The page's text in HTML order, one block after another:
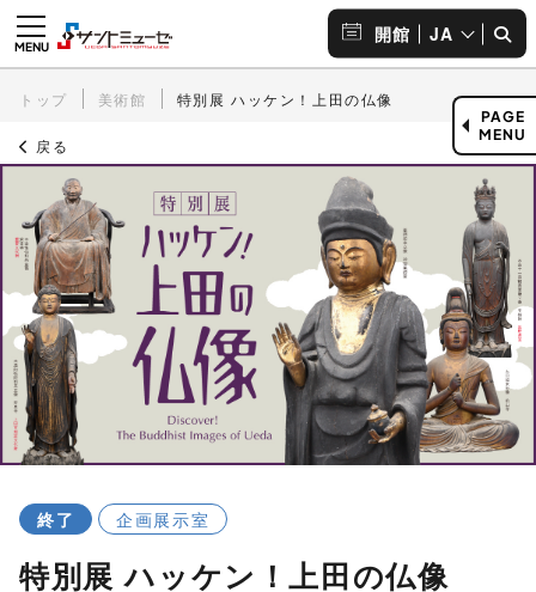
開館 JA
トップ 美術館 特別展 ハッケン！上田の仏像
戻る
終了 企画展示室
特別展 ハッケン！上田の仏像
PAGE
MENU